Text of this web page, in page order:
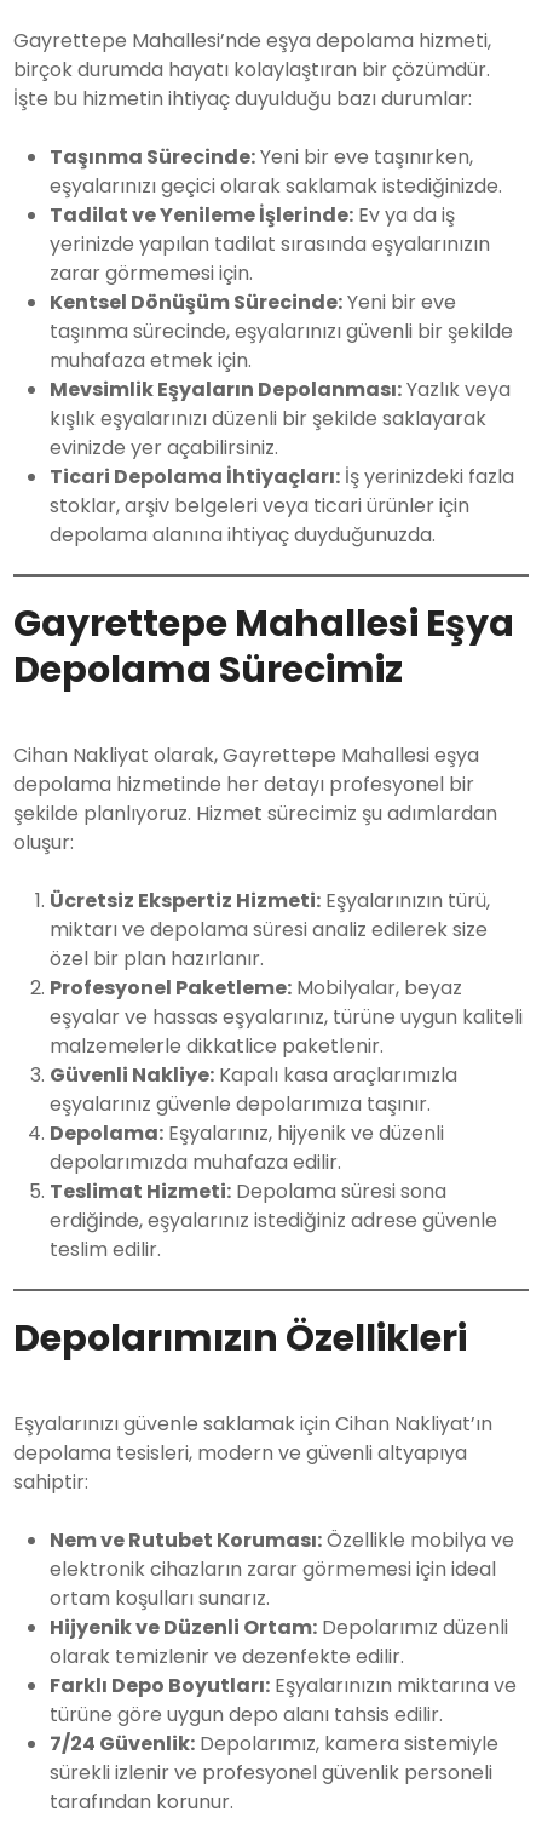
Gayrettepe Mahallesi’nde eşya depolama hizmeti,
birçok durumda hayatı kolaylaştıran bir çözümdür.
İşte bu hizmetin ihtiyaç duyulduğu bazı durumlar:
Taşınma Sürecinde:Yeni bir eve taşınırken,
eşyalarınızı geçici olarak saklamak istediğinizde.
Tadilat ve Yenileme İşlerinde: Ev ya da iş
yerinizde yapılan tadilat sırasında eşyalarınızın
zarar görmemesi için.
Kentsel Dönüşüm Sürecinde:Yeni bir eve
taşınma sürecinde, eşyalarınızı güvenli bir şekilde
muhafaza etmek için.
Mevsimlik Eşyaların Depolanması:Yazlık veya
kışlık eşyalarınızı düzenli bir şekilde saklayarak
evinizde yer açabilirsiniz.
Ticari Depolama İhtiyaçları: İş yerinizdeki fazla
stoklar, arşiv belgeleri veya ticari ürünler için
depolama alanına ihtiyaç duyduğunuzda.
Gayrettepe Mahallesi Eşya
Depolama Sürecimiz
Cihan Nakliyat olarak, Gayrettepe Mahallesi eşya
depolama hizmetinde her detayı profesyonel bir
şekilde planlıyoruz. Hizmet sürecimiz şu adımlardan
oluşur:
Ücretsiz Ekspertiz Hizmeti: Eşyalarınızın türü,
miktarı ve depolama süresi analiz edilerek size
özel bir plan hazırlanır.
Profesyonel Paketleme: Mobilyalar, beyaz
eşyalar ve hassas eşyalarınız, türüne uygun kaliteli
malzemelerle dikkatlice paketlenir.
Güvenli Nakliye: Kapalı kasa araçlarımızla
eşyalarınız güvenle depolarımıza taşınır.
Depolama: Eşyalarınız, hijyenik ve düzenli
depolarımızda muhafaza edilir.
Teslimat Hizmeti: Depolama süresi sona
erdiğinde, eşyalarınız istediğiniz adrese güvenle
teslim edilir.
Depolarımızın Özellikleri
Eşyalarınızı güvenle saklamak için Cihan Nakliyat’ın
depolama tesisleri, modern ve güvenli altyapıya
sahiptir:
Nem ve Rutubet Koruması:Özellikle mobilya ve
elektronik cihazların zarar görmemesi için ideal
ortam koşulları sunarız.
Hijyenik ve Düzenli Ortam: Depolarımız düzenli
olarak temizlenir ve dezenfekte edilir.
Farklı Depo Boyutları: Eşyalarınızın miktarına ve
türüne göre uygun depo alanı tahsis edilir.
7/24 Güvenlik: Depolarımız, kamera sistemiyle
sürekli izlenir ve profesyonel güvenlik personeli
tarafından korunur.